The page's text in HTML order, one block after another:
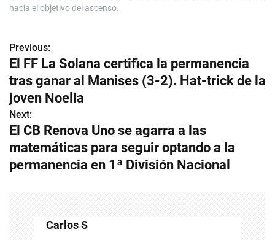
hacia el objetivo del ascenso.
N
a
v
e
g
a
Previous:
El FF La Solana certifica la permanencia
tras ganar al Manises (3-2). Hat-trick de la
joven Noelia
Next:
El CB Renova Uno se agarra a las
matemáticas para seguir optando a la
permanencia en 1ª División Nacional
Carlos S